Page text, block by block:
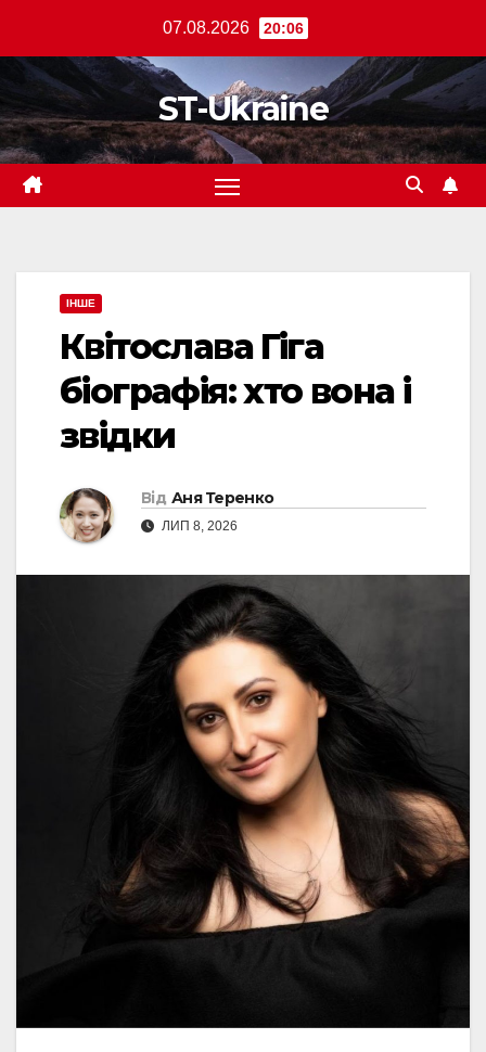
вмісту
07.08.2026 20:06
ST-Ukraine
ІНШЕ
Квітослава Гіга
біографія: хто вона і
звідки
Від Аня Теренко
ЛИП 8, 2026